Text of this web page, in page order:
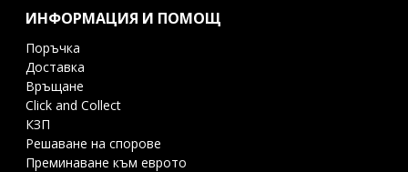
ИНФОРМАЦИЯ И ПОМОЩ
Поръчка
Доставка
Връщане
Click and Collect
КЗП
Решаване на спорове
Преминаване към еврото